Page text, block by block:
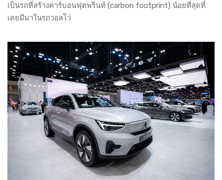
เป็นรถที่สร้างคาร์บอนฟุตพรินท์ (carbon footprint) น้อยที่สุดที่
เคยมีมาในรถวอลโว่